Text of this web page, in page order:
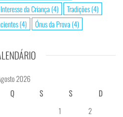
da Criança (4) Tradições(4)
(4) Ónus da Prova (4)
2026
Q S S
D
1
2